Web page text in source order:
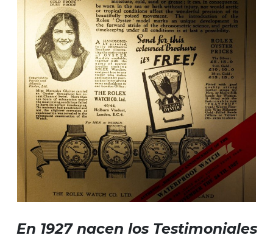
En 1927 nacen los Testimoniales